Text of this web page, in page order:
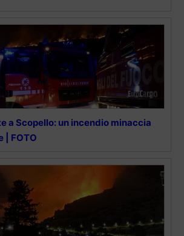
a Scopello: un incendio minaccia
| FOTO